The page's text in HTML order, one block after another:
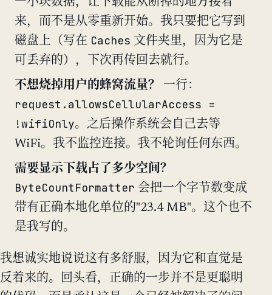
一小块数据，让下载能从断掉的地方接着
来，而不是从零重新开始。我只要把它写到
磁盘上（写在 Caches 文件夹里，因为它是
可丢弃的），下次再传回去就行。
不想烧掉用户的蜂窝流量？ 一行：
request.allowsCellularAccess =
!wifiOnly。之后操作系统会自己去等
WiFi。我不监控连接。我不轮询任何东西。
需要显示下载占了多少空间？
ByteCountFormatter 会把一个字节数变成
带有正确本地化单位的"23.4 MB"。这个也不
是我写的。
我想诚实地说说这有多舒服，因为它和直觉是
反着来的。回头看，正确的一步并不是更聪明